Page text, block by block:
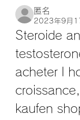
匿名
2023年9月
Steroide
acheter l
kaufen